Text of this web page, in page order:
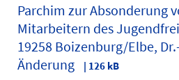
Parchim zur Absonderung
Mitarbeitern des
19258 Boizenburg/Elbe,
Änderung
| 126 kB